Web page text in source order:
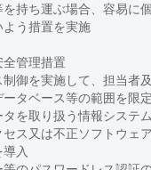
を持ち運ぶ場合、容易に
よう措置を実施
全管理措置
制御を実施して、担当者
ータベース等の範囲を限定
タを取り扱う情報システ
セス又は不正ソフトウェ
入